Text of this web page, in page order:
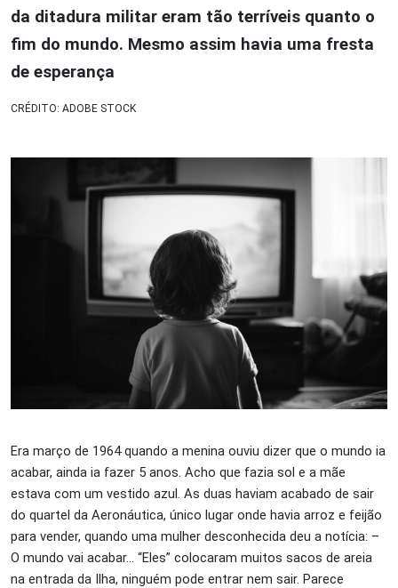
da ditadura militar eram tão terríveis quanto o
fim do mundo. Mesmo assim havia uma fresta
de esperança
CRÉDITO: ADOBE STOCK
Era março de 1964 quando a menina ouviu dizer que o mundo ia
acabar, ainda ia fazer 5 anos. Acho que fazia sol e a mãe
estava com um vestido azul. As duas haviam acabado de sair
do quartel da Aeronáutica, único lugar onde havia arroz e feijão
para vender, quando uma mulher desconhecida deu a notícia: –
O mundo vai acabar… “Eles” colocaram muitos sacos de areia
na entrada da Ilha, ninguém pode entrar nem sair. Parece